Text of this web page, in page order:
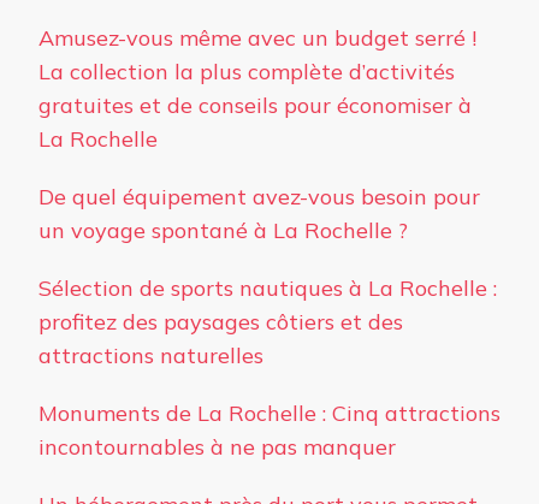
Amusez-vous même avec un budget serré !
La collection la plus complète d’activités
gratuites et de conseils pour économiser à
La Rochelle
De quel équipement avez-vous besoin pour
un voyage spontané à La Rochelle ?
Sélection de sports nautiques à La Rochelle :
profitez des paysages côtiers et des
attractions naturelles
Monuments de La Rochelle : Cinq attractions
incontournables à ne pas manquer